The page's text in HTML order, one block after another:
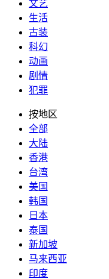
文艺
生活
古装
科幻
动画
剧情
犯罪
按地区
全部
大陆
香港
台湾
美国
韩国
日本
泰国
新加坡
马来西亚
印度